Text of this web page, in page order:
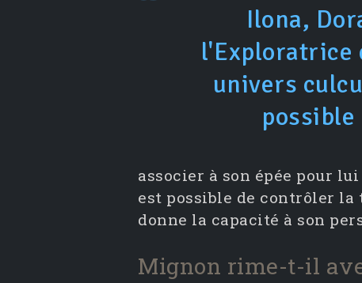
Ilona,
l'Exploratrice
univers
possible
associer à son épée pour
est possible de contrôler la
donne la capacité à son
Mignon rime-t-il